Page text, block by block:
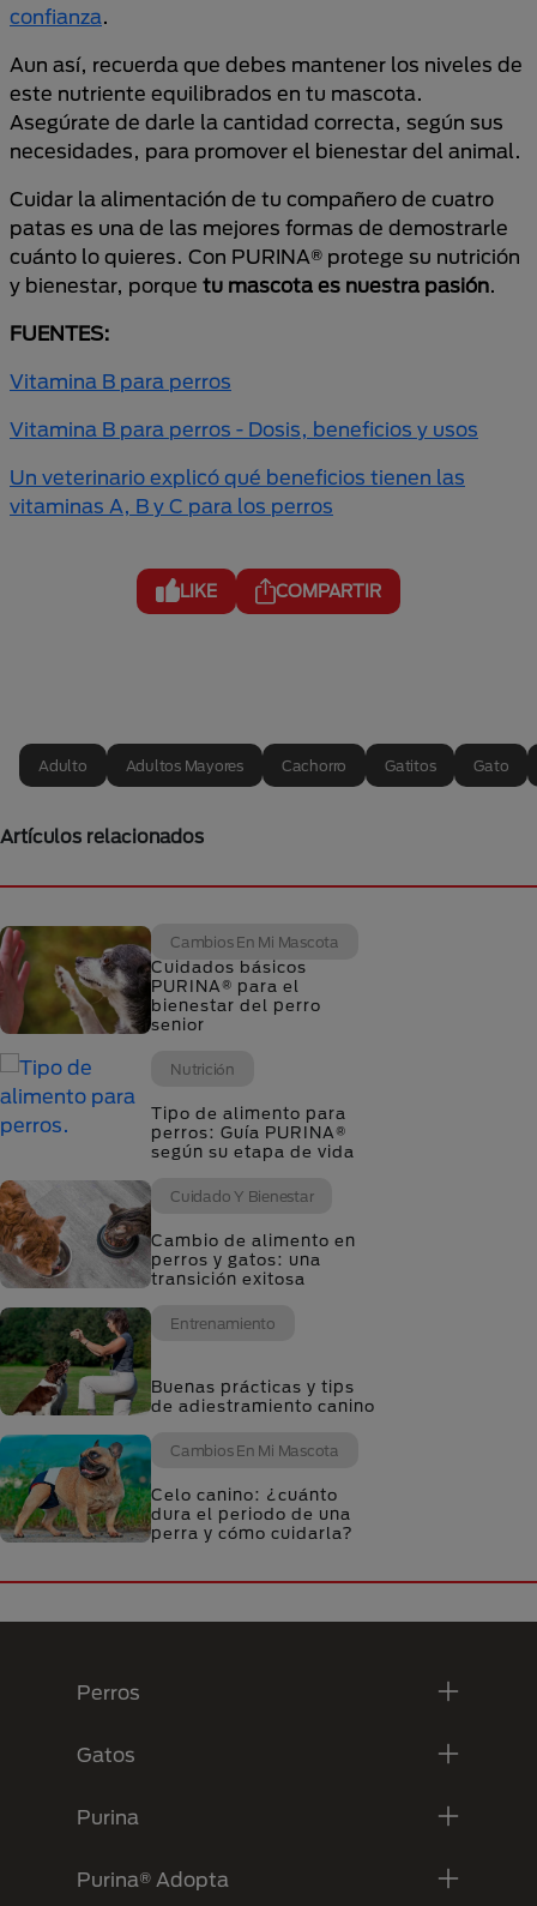
confianza.
Aun así, recuerda que debes mantener los niveles de
este nutriente equilibrados en tu mascota.
Asegúrate de darle la cantidad correcta, según sus
necesidades, para promover el bienestar del animal.
Cuidar la alimentación de tu compañero de cuatro
patas es una de las mejores formas de demostrarle
cuánto lo quieres. Con PURINA® protege su nutrición
y bienestar, porque tu mascota es nuestra pasión.
FUENTES:
Vitamina B para perros
Vitamina B para perros - Dosis, beneficios y usos
Un veterinario explicó qué beneficios tienen las
vitaminas A, B y C para los perros
LIKE COMPARTIR
Adulto Adultos Mayores Cachorro Gatitos Gato
Artículos relacionados
Cambios En Mi Mascota
Cuidados básicos
PURINA® para el
bienestar del perro
senior
Nutrición
Tipo de alimento para
perros: Guía PURINA®
según su etapa de vida
Cuidado Y Bienestar
Cambio de alimento en
perros y gatos: una
transición exitosa
Entrenamiento
Buenas prácticas y tips
de adiestramiento canino
Cambios En Mi Mascota
Celo canino: ¿cuánto
dura el periodo de una
perra y cómo cuidarla?
Perros
Gatos
Purina
Purina® Adopta